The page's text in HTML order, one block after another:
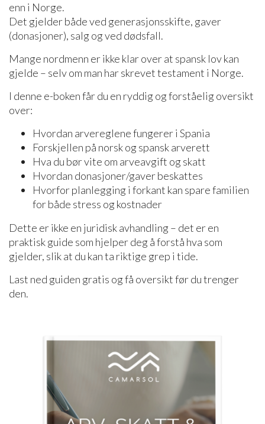
enn i Norge.
Det gjelder både ved generasjonsskifte, gaver
(donasjoner), salg og ved dødsfall.
Mange nordmenn er ikke klar over at spansk lov kan
gjelde – selv om man har skrevet testament i Norge.
I denne e-boken får du en ryddig og forståelig oversikt
over:
Hvordan arvereglene fungerer i Spania
Forskjellen på norsk og spansk arverett
Hva du bør vite om arveavgift og skatt
Hvordan donasjoner/gaver beskattes
Hvorfor planlegging i forkant kan spare familien
for både stress og kostnader
Dette er ikke en juridisk avhandling – det er en
praktisk guide som hjelper deg å forstå hva som
gjelder, slik at du kan ta riktige grep i tide.
Last ned guiden gratis og få oversikt før du trenger
den.